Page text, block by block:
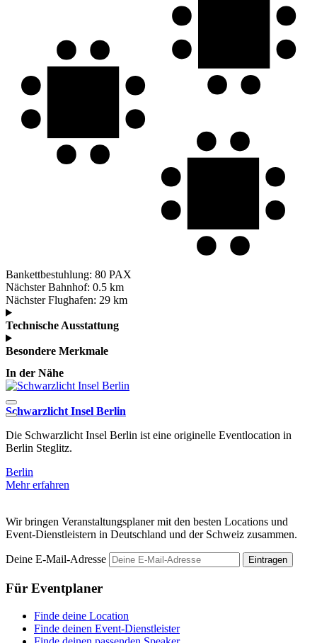
Bankettbestuhlung: 80 PAX
Nächster Bahnhof: 0.5 km
Nächster Flughafen: 29 km
Technische Ausstattung
Besondere Merkmale
In der Nähe
Schwarzlicht Insel Berlin
Die Schwarzlicht Insel Berlin ist eine originelle Eventlocation in
Berlin Steglitz.
Berlin
Mehr erfahren
Wir bringen Veranstaltungsplaner mit den besten Locations und
Event-Dienstleistern in Deutschland und der Schweiz zusammen.
Deine E-Mail-Adresse Eintragen
Für Eventplaner
Finde deine Location
Finde deinen Event-Dienstleister